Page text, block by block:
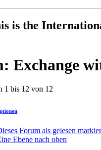
is the
Exchange
1 bis 12 von 12
Forum als gelesen
Ebene nach oben